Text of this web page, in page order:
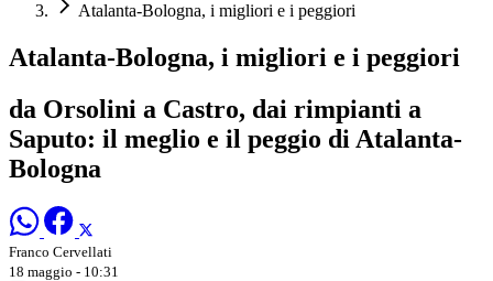
Atalanta-Bologna, i migliori e i peggiori
Atalanta-Bologna, i migliori e i peggiori
da Orsolini a Castro, dai rimpianti a
Saputo: il meglio e il peggio di Atalanta-
Bologna
Franco Cervellati
18 maggio - 10:31